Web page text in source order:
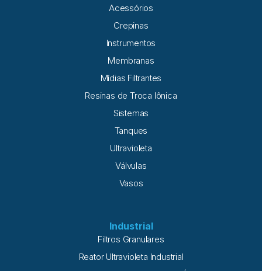
Acessórios
Crepinas
Instrumentos
Membranas
Mídias Filtrantes
Resinas de Troca Iônica
Sistemas
Tanques
Ultravioleta
Válvulas
Vasos
Industrial
Filtros Granulares
Reator Ultravioleta Industrial